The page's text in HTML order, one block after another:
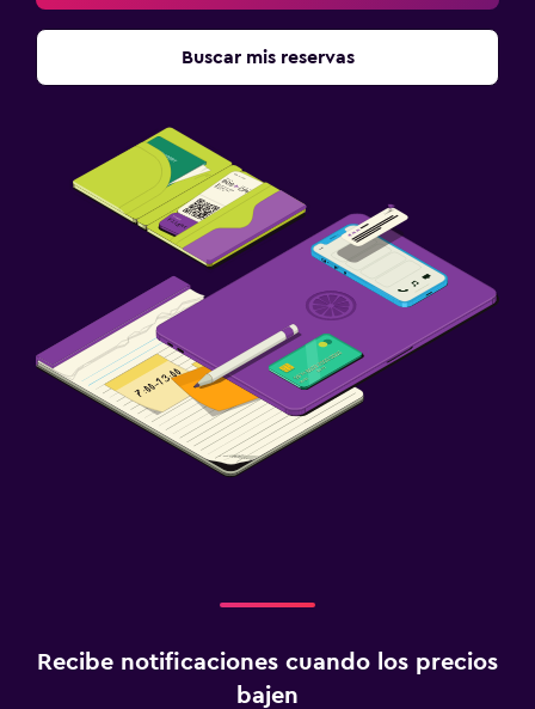
Buscar mis reservas
Recibe notificaciones cuando los precios
bajen